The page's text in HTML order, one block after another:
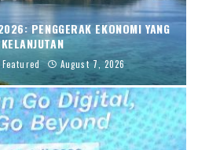
PENGGERAK EKONOMI YANG
Featured August 7, 2026